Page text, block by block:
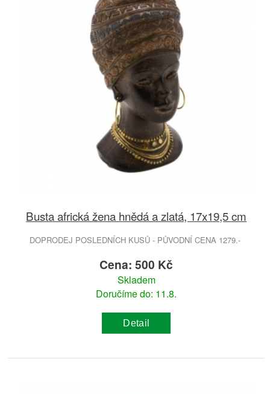
Busta africká žena hnědá a zlatá, 17x19,5 cm
DOPRODEJ POSLEDNÍCH KUSŮ - PŮVODNÍ CENA 1279.-
Cena: 500 Kč
Skladem
Doručíme do: 11.8.
Detail